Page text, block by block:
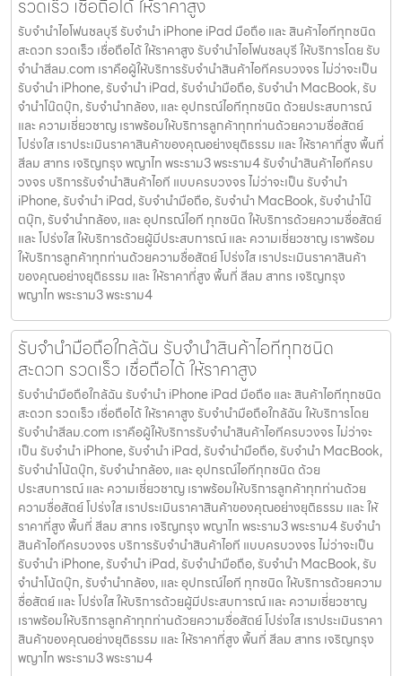
รวดเร็ว เชื่อถือได้ ให้ราคาสูง
รับจำนำไอโฟนชลบุรี รับจำนำ iPhone iPad มือถือ และ สินค้าไอทีทุกชนิด
สะดวก รวดเร็ว เชื่อถือได้ ให้ราคาสูง รับจำนำไอโฟนชลบุรี ให้บริการโดย รับ
จํานําสีลม.com เราคือผู้ให้บริการรับจำนำสินค้าไอทีครบวงจร ไม่ว่าจะเป็น
รับจำนำ iPhone, รับจำนำ iPad, รับจำนำมือถือ, รับจำนำ MacBook, รับ
จำนำโน๊ตบุ๊ก, รับจำนำกล้อง, และ อุปกรณ์ไอทีทุกชนิด ด้วยประสบการณ์
และ ความเชี่ยวชาญ เราพร้อมให้บริการลูกค้าทุกท่านด้วยความซื่อสัตย์
โปร่งใส เราประเมินราคาสินค้าของคุณอย่างยุติธรรม และ ให้ราคาที่สูง พื้นที่
สีลม สาทร เจริญกรุง พญาไท พระราม3 พระราม4 รับจำนำสินค้าไอทีครบ
วงจร บริการรับจำนำสินค้าไอที แบบครบวงจร ไม่ว่าจะเป็น รับจำนำ
iPhone, รับจำนำ iPad, รับจำนำมือถือ, รับจำนำ MacBook, รับจำนำโน๊
ตบุ๊ก, รับจำนำกล้อง, และ อุปกรณ์ไอที ทุกชนิด ให้บริการด้วยความซื่อสัตย์
และ โปร่งใส ให้บริการด้วยผู้มีประสบการณ์ และ ความเชี่ยวชาญ เราพร้อม
ให้บริการลูกค้าทุกท่านด้วยความซื่อสัตย์ โปร่งใส เราประเมินราคาสินค้า
ของคุณอย่างยุติธรรม และ ให้ราคาที่สูง พื้นที่ สีลม สาทร เจริญกรุง
พญาไท พระราม3 พระราม4
รับจำนำมือถือใกล้ฉัน รับจำนำสินค้าไอทีทุกชนิด
สะดวก รวดเร็ว เชื่อถือได้ ให้ราคาสูง
รับจำนำมือถือใกล้ฉัน รับจำนำ iPhone iPad มือถือ และ สินค้าไอทีทุกชนิด
สะดวก รวดเร็ว เชื่อถือได้ ให้ราคาสูง รับจำนำมือถือใกล้ฉัน ให้บริการโดย
รับจํานําสีลม.com เราคือผู้ให้บริการรับจำนำสินค้าไอทีครบวงจร ไม่ว่าจะ
เป็น รับจำนำ iPhone, รับจำนำ iPad, รับจำนำมือถือ, รับจำนำ MacBook,
รับจำนำโน้ตบุ๊ก, รับจำนำกล้อง, และ อุปกรณ์ไอทีทุกชนิด ด้วย
ประสบการณ์ และ ความเชี่ยวชาญ เราพร้อมให้บริการลูกค้าทุกท่านด้วย
ความซื่อสัตย์ โปร่งใส เราประเมินราคาสินค้าของคุณอย่างยุติธรรม และ ให้
ราคาที่สูง พื้นที่ สีลม สาทร เจริญกรุง พญาไท พระราม3 พระราม4 รับจำนำ
สินค้าไอทีครบวงจร บริการรับจำนำสินค้าไอที แบบครบวงจร ไม่ว่าจะเป็น
รับจำนำ iPhone, รับจำนำ iPad, รับจำนำมือถือ, รับจำนำ MacBook, รับ
จำนำโน้ตบุ๊ก, รับจำนำกล้อง, และ อุปกรณ์ไอที ทุกชนิด ให้บริการด้วยความ
ซื่อสัตย์ และ โปร่งใส ให้บริการด้วยผู้มีประสบการณ์ และ ความเชี่ยวชาญ
เราพร้อมให้บริการลูกค้าทุกท่านด้วยความซื่อสัตย์ โปร่งใส เราประเมินราคา
สินค้าของคุณอย่างยุติธรรม และ ให้ราคาที่สูง พื้นที่ สีลม สาทร เจริญกรุง
พญาไท พระราม3 พระราม4